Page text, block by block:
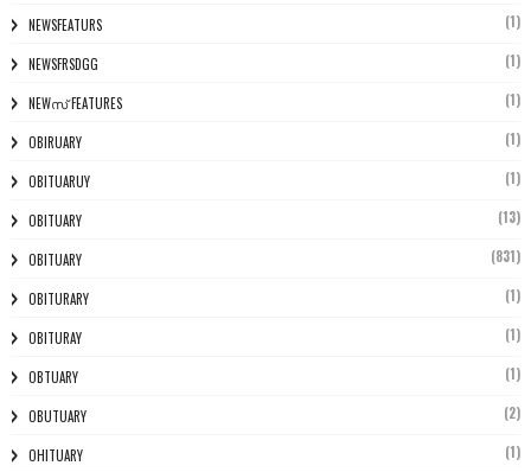
NEWSFEATURS (1)
NEWSFRSDGG (1)
NEWസ് FEATURES (1)
OBIRUARY (1)
OBITUARUY (1)
OBITUARY (13)
OBITUARY (831)
OBITURARY (1)
OBITURAY (1)
OBTUARY (1)
OBUTUARY (2)
OHITUARY (1)